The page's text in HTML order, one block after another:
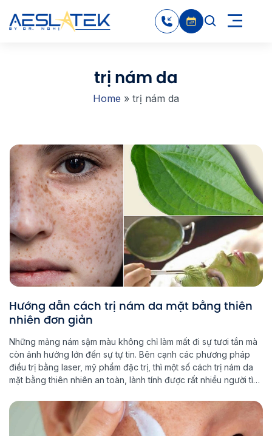
trị nám da
Home » trị nám da
Hướng dẫn cách trị nám da mặt bằng thiên
nhiên đơn giản
Những mảng nám sậm màu không chỉ làm mất đi sự tươi tắn mà
còn ảnh hưởng lớn đến sự tự tin. Bên cạnh các phương pháp
điều trị bằng laser, mỹ phẩm đặc trị, thì một số cách trị nám da
mặt bằng thiên nhiên an toàn, lành tính được rất nhiều người tìm